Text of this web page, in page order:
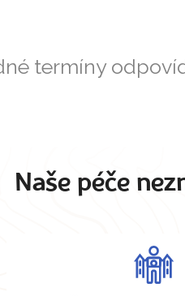
termíny
Naše péče